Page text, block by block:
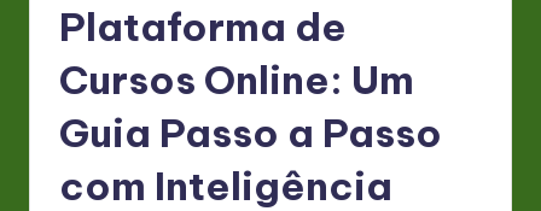
P
Plataforma de
Cursos Online: Um
Guia Passo a Passo
com Inteligência